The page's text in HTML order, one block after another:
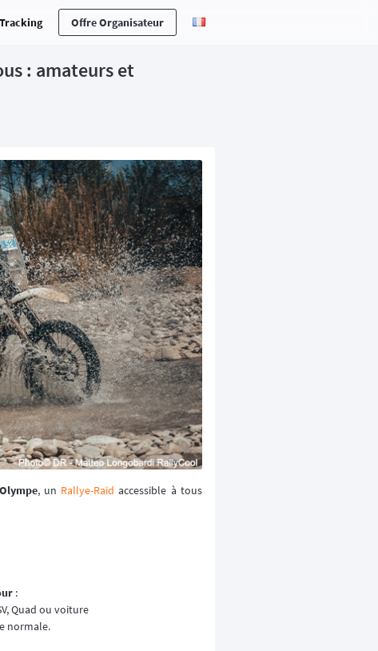
Offre Organisateur
: amateurs et
, un Rallye-Raid accessible à tous
:
Quad ou voiture
normale.